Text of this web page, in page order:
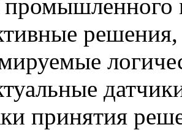
принятия